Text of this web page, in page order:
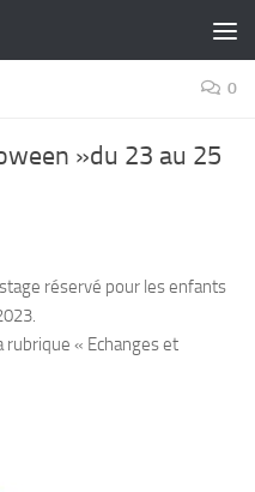
0
»du 23 au 25
réservé pour les enfants
« Echanges et